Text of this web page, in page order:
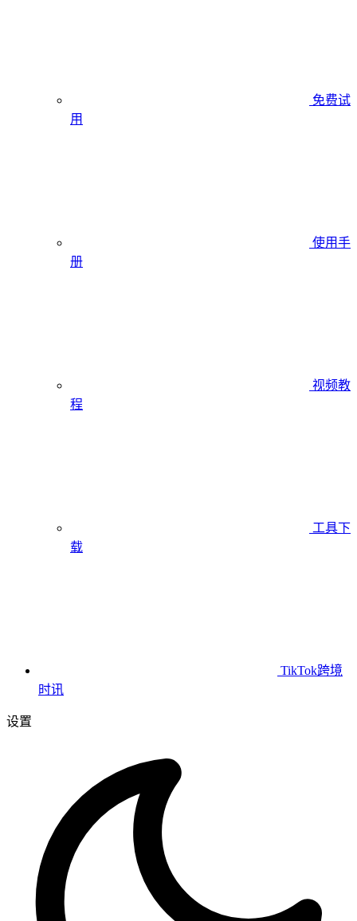
免费试
用
使用手
册
视频教
程
工具下
载
TikTok跨境
时讯
设置